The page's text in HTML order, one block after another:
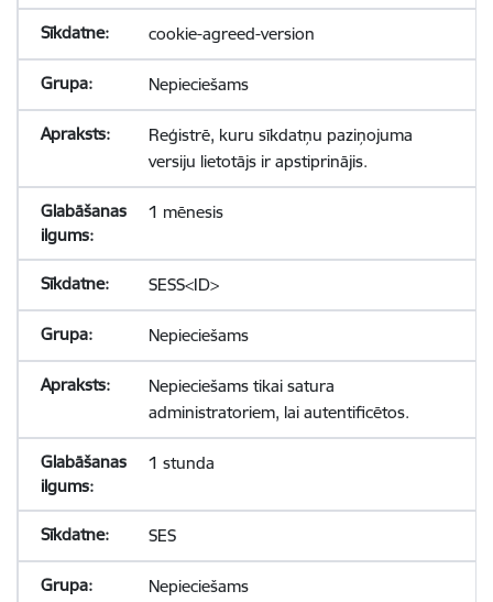
cookie-agreed-version
Nepieciešams
Reģistrē, kuru sīkdatņu paziņojuma
versiju lietotājs ir apstiprinājis.
1 mēnesis
SESS<ID>
Nepieciešams
Nepieciešams tikai satura
administratoriem, lai autentificētos.
1 stunda
SES
Nepieciešams